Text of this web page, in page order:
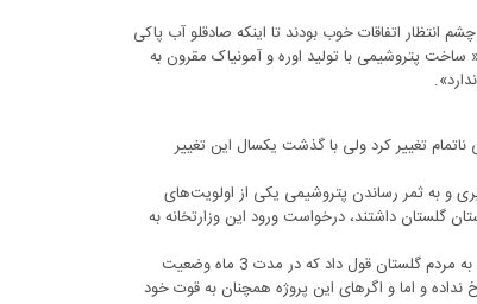
اتفاقات خوب بودند تا اینکه صادقلو آب پاکی
پتروشیمی با تولید اوره و آمونیاک مقرون به
تغییر کرد ولی با گذشت یکسال این تغییر
و به ثمر رساندن پتروشیمی یکی از اولویت‌های
گلستان داشتند، درخواست ورود این وزارتخانه به
معاون هماهنگی امور اقتصادی و توسعه منابع وزارت کشور 30 خردادماه امسال به مردم گلستان قول داد که در مدت 3 ماه وضعیت
تکلیف شود، اتفاقی که با گذشت حدود 7 ماه هنوز رخ نداده و اما و اگرهای این پروژه همچنان به قوت خود